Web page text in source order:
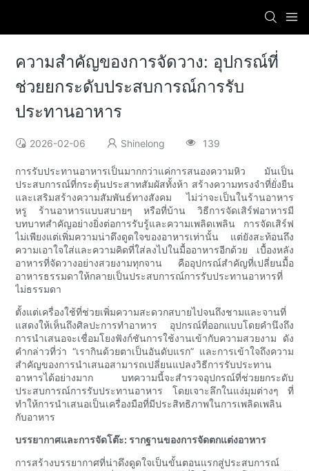
ความสำคัญของการจัดวาง: อุปกรณ์ที่
ช่วยยกระดับประสบการณ์การรับ
ประทานอาหาร
2026-02-06 Shinelong 139
การรับประทานอาหารเป็นมากกว่าแค่การสนองความหิว มันเป็น
ประสบการณ์ที่กระตุ้นประสาทสัมผัสทั้งห้า สร้างความทรงจำที่ยั่งยืน
และเสริมสร้างความสัมพันธ์ทางสังคม ไม่ว่าจะเป็นในร้านอาหาร
หรู ร้านอาหารแบบสบายๆ หรือที่บ้าน วิธีการจัดเสิร์ฟอาหารมี
บทบาทสำคัญอย่างยิ่งต่อการรับรู้และความเพลิดเพลิน การจัดเสิร์ฟ
ไม่เพียงแต่เพิ่มความน่าดึงดูดใจของอาหารเท่านั้น แต่ยังสะท้อนถึง
ความเอาใจใส่และความคิดที่ใส่ลงไปในมื้ออาหารอีกด้วย เบื้องหลัง
อาหารที่จัดวางอย่างสวยงามทุกจาน คืออุปกรณ์สำคัญที่เปลี่ยนมื้อ
อาหารธรรมดาให้กลายเป็นประสบการณ์การรับประทานอาหารที่
ไม่ธรรมดา
ตั้งแต่เครื่องใช้ที่ช่วยเพิ่มความสะดวกสบายไปจนถึงชามและจานที่
แสดงให้เห็นถึงศิลปะการทำอาหาร อุปกรณ์ที่ออกแบบโดยคำนึงถึง
การนำเสนอจะเชื่อมโยงฟังก์ชันการใช้งานเข้ากับความสวยงาม ดัง
คำกล่าวที่ว่า “เรากินด้วยตาเป็นอันดับแรก” และการเข้าใจถึงความ
สำคัญของการนำเสนอสามารถเปลี่ยนแปลงวิธีการรับประทาน
อาหารได้อย่างมาก บทความนี้จะสำรวจอุปกรณ์ที่ช่วยยกระดับ
ประสบการณ์การรับประทานอาหาร โดยเจาะลึกในแง่มุมต่างๆ ที่
ทำให้การนำเสนอเป็นเครื่องมือที่มีประสิทธิภาพในการเพลิดเพลิน
กับอาหาร
บรรยากาศและการจัดโต๊ะ: รากฐานของการจัดตกแต่งอาหาร
การสร้างบรรยากาศที่น่าดึงดูดใจเป็นขั้นตอนแรกสู่ประสบการณ์